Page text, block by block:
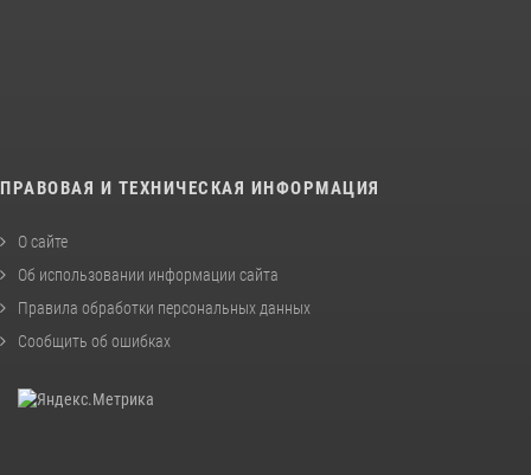
ПРАВОВАЯ И ТЕХНИЧЕСКАЯ ИНФОРМАЦИЯ
О сайте
Об использовании информации сайта
Правила обработки персональных данных
Сообщить об ошибках